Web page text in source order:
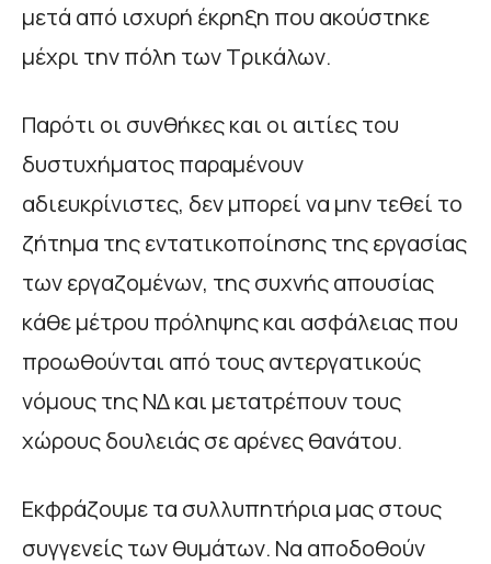
μετά από ισχυρή έκρηξη που ακούστηκε
μέχρι την πόλη των Τρικάλων.
Παρότι οι συνθήκες και οι αιτίες του
δυστυχήματος παραμένουν
αδιευκρίνιστες, δεν μπορεί να μην τεθεί το
ζήτημα της εντατικοποίησης της εργασίας
των εργαζομένων, της συχνής απουσίας
κάθε μέτρου πρόληψης και ασφάλειας που
προωθούνται από τους αντεργατικούς
νόμους της ΝΔ και μετατρέπουν τους
χώρους δουλειάς σε αρένες θανάτου.
Εκφράζουμε τα συλλυπητήρια μας στους
συγγενείς των θυμάτων. Να αποδοθούν